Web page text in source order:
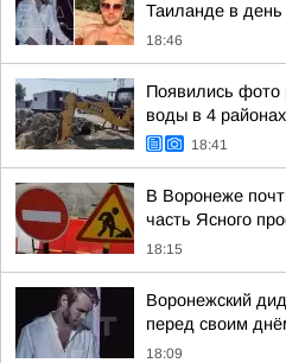
Таиланде в
18:46
Появились фото
воды в 4
18:41
В Воронеже
часть Ясного
18:15
Воронежский
перед своим
18:09